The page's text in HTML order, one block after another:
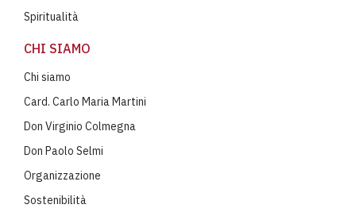
Spiritualità
CHI SIAMO
Chi siamo
Card. Carlo Maria Martini
Don Virginio Colmegna
Don Paolo Selmi
Organizzazione
Sostenibilità